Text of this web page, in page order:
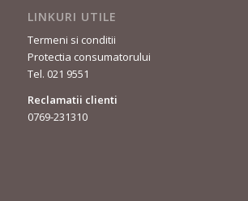
LINKURI UTILE
Termeni si conditii
Protectia consumatorului
Tel. 021 9551
Reclamatii clienti
0769-231310